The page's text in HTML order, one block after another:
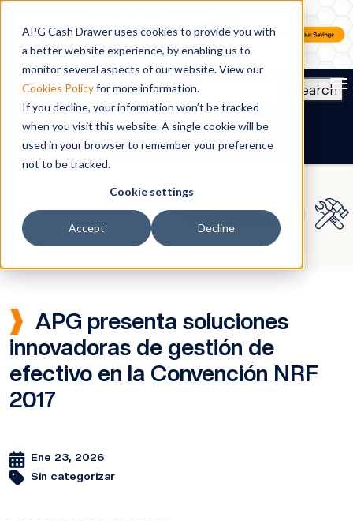
APG Cash Drawer uses cookies to provide you with
a better website experience, by enabling us to
monitor several aspects of our website. View our
Cookies Policyfor more information.
If you decline, your information won’t be tracked
when you visit this website. A single cookie will be
used in your browser to remember your preference
not to be tracked.
Cookie settings
Accept Decline
Search
ES
APG presenta soluciones
innovadoras de gestión de
efectivo en la Convención NRF
2017
Ene 23, 2026
Sin categorizar